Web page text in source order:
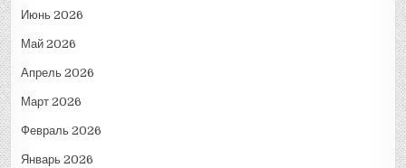
Июнь 2026
Май 2026
Апрель 2026
Март 2026
Февраль 2026
Январь 2026